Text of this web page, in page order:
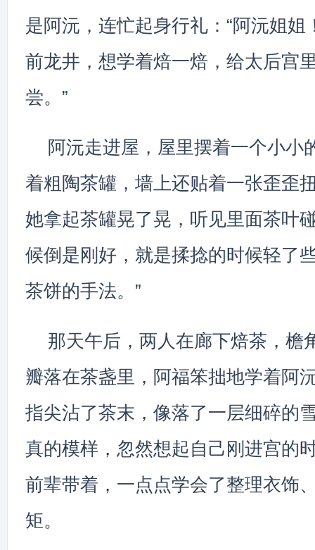
是阿沅，连忙起身行礼：“阿沅姐姐
前龙井，想学着焙一焙，给太后宫
尝。”
阿沅走进屋，屋里摆着一个小小
着粗陶茶罐，墙上还贴着一张歪歪
她拿起茶罐晃了晃，听见里面茶叶
候倒是刚好，就是揉捻的时候轻了
茶饼的手法。”
那天午后，两人在廊下焙茶，檐
瓣落在茶盏里，阿福笨拙地学着阿
指尖沾了茶末，像落了一层细碎的
真的模样，忽然想起自己刚进宫的
前辈带着，一点点学会了整理衣饰
矩。